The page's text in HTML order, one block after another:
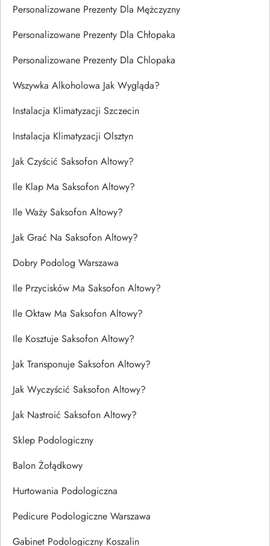
Personalizowane Prezenty Dla Mężczyzny
Personalizowane Prezenty Dla Chłopaka
Personalizowane Prezenty Dla Chlopaka
Wszywka Alkoholowa Jak Wygląda?
Instalacja Klimatyzacji Szczecin
Instalacja Klimatyzacji Olsztyn
Jak Czyścić Saksofon Altowy?
Ile Klap Ma Saksofon Altowy?
Ile Waży Saksofon Altowy?
Jak Grać Na Saksofon Altowy?
Dobry Podolog Warszawa
Ile Przycisków Ma Saksofon Altowy?
Ile Oktaw Ma Saksofon Altowy?
Ile Kosztuje Saksofon Altowy?
Jak Transponuje Saksofon Altowy?
Jak Wyczyścić Saksofon Altowy?
Jak Nastroić Saksofon Altowy?
Sklep Podologiczny
Balon Żołądkowy
Hurtowania Podologiczna
Pedicure Podologiczne Warszawa
Gabinet Podologiczny Koszalin